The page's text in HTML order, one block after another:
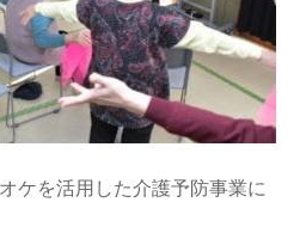
ケを活用した介護予防事業に